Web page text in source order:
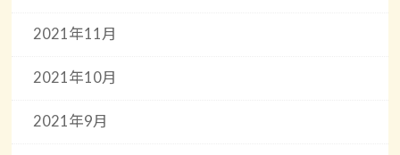
2021年11月
2021年10月
2021年9月